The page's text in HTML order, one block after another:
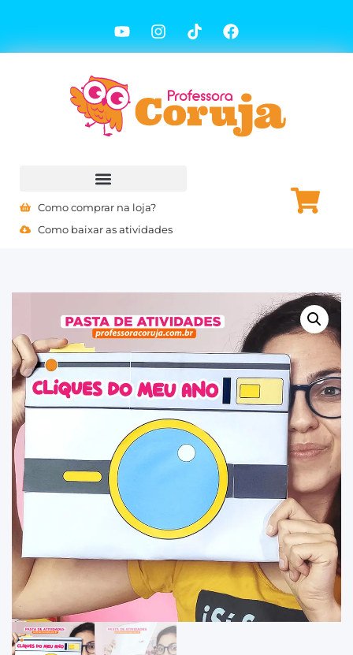
Como comprar na loja?
Como baixar as atividades